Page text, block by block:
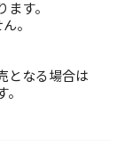
す。
。
となる場合は